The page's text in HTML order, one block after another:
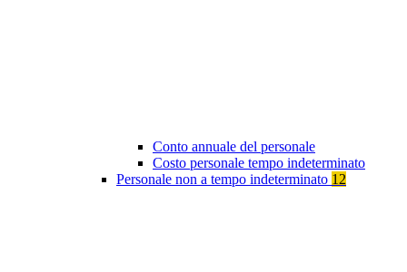
Conto annuale del personale
Costo personale tempo indeterminato
Personale non a tempo indeterminato 12